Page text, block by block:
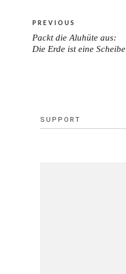
PREVIOUS
PREVIOUS
Packt die Aluhüte aus:
Die Erde ist eine Scheibe
SUPPORT